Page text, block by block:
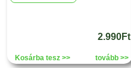
2.990Ft
Kosárba tesz >> tovább >>